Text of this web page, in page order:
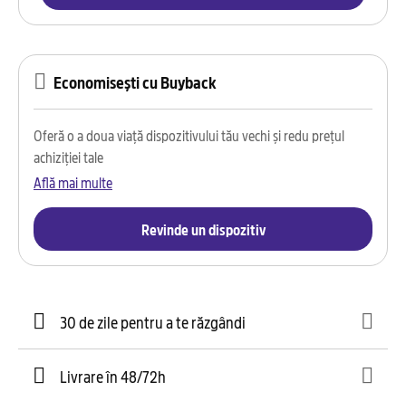
Economisești cu Buyback
Oferă o a doua viață dispozitivului tău vechi și redu prețul
achiziției tale
Află mai multe
Revinde un dispozitiv
30 de zile pentru a te răzgândi
Livrare în 48/72h